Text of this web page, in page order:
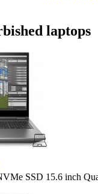
laptops
SSD 15.6 inch